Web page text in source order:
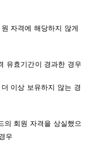
자격에 해당하지 않게
유효기간이 경과한 경우
이상 보유하지 않는 경
의 회원 자격을 상실했으
우